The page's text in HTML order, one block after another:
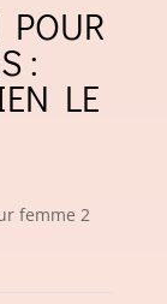
:
LE
femme 2